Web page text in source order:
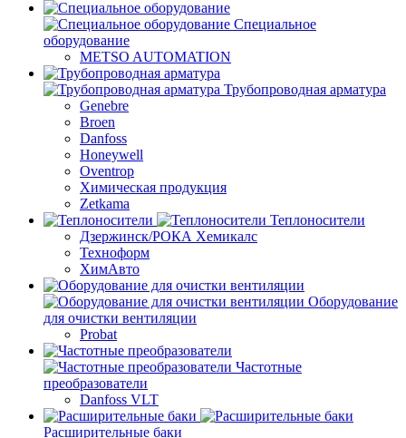
Специальное
оборудование
METSO AUTOMATION
Трубопроводная арматура
Genebre
Broen
Danfoss
Honeywell
Oventrop
Химическая продукция
Zetkama
Теплоносители
Дзержинск/РОКА Хемикалс
Техноформ
ХимАвто
Оборудование
для очистки вентиляции
Probat
Частотные
преобразователи
Danfoss VLT
Расширительные баки